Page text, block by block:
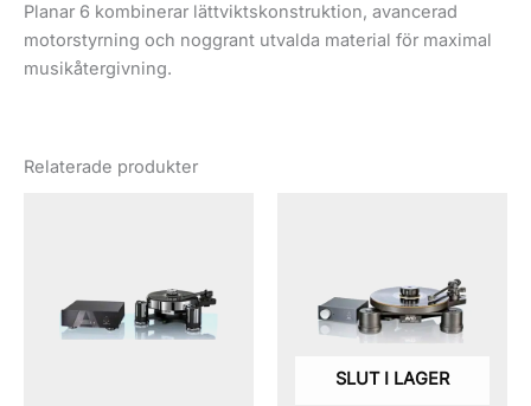
Planar 6 kombinerar lättviktskonstruktion, avancerad
motorstyrning och noggrant utvalda material för maximal
musikåtergivning.
Relaterade produkter
SLUT I LAGER